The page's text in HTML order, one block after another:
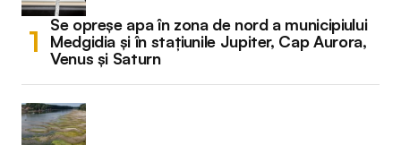
Se opreșe apa în zona de nord a municipiului
Medgidia și în stațiunile Jupiter, Cap Aurora,
Venus și Saturn